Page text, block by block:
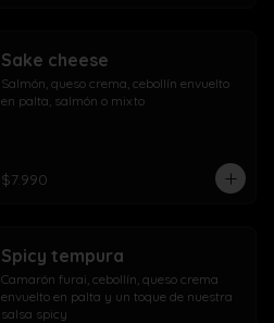
Sake cheese
Salmón, queso crema, cebollín envuelto
en palta, salmón o mixto
$7.990
Spicy tempura
Camarón furai, cebollín, queso crema
envuelto en palta y un toque de nuestra
salsa spicy